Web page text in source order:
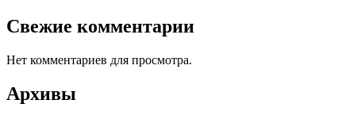
Свежие комментарии
Нет комментариев для просмотра.
Архивы